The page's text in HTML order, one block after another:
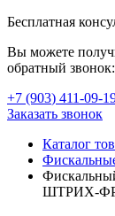
Бесплатная
Вы можете
обратный звонок:
+7 (903) 411-09-
Заказать звонок
Каталог
ШТРИХ-ФР-